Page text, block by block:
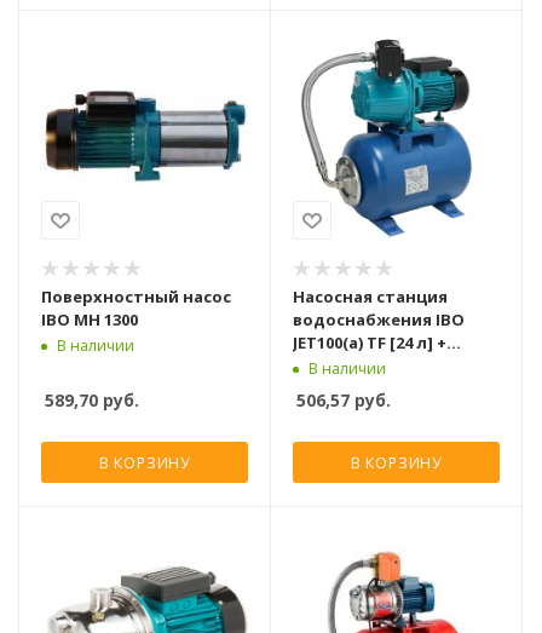
Поверхностный насос
IBO MH 1300
В наличии
589,70 руб.
В КОРЗИНУ
Насосная станция
водоснабжения IBO
JET100(a) TF [24 л] +
сух,ход
В наличии
506,57 руб.
В КОРЗИНУ